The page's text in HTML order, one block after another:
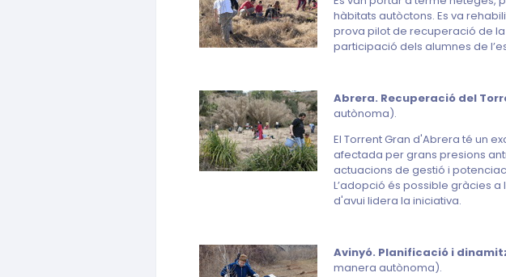
hàbitats autòctons. Es va
prova pilot de recuperació de
participació dels alumnes de
Abrera. Recuperació del
autònoma).
El Torrent Gran d'Abrera té un
afectada per grans presions
actuacions de gestió i
L’adopció és possible gràcies
d'avui lidera la iniciativa.
Avinyó. Planificació i
manera autònoma).